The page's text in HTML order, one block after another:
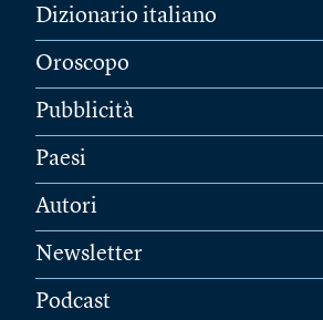
Dizionario italiano
Oroscopo
Pubblicità
Paesi
Autori
Newsletter
Podcast